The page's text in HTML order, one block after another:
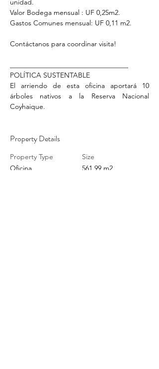
unidad.
Valor Bodega mensual : UF 0,25m2.
Gastos Comunes mensual: UF 0,11 m2.
Contáctanos para coordinar visita!
POLÍTICA SUSTENTABLE
El arriendo de esta oficina aportará 10
árboles nativos a la Reserva Nacional
Coyhaique.
Property Details
Property Type
Oficina
Size
561,99 m2